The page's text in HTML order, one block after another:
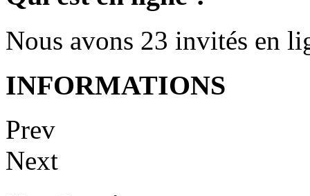
Nous avons 23 invités en
INFORMATIONS
Prev
Next